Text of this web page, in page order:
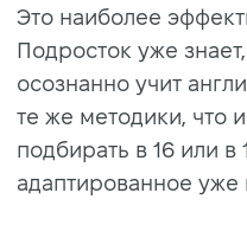
Это наиболее
Подросток уже
осознанно учит
те же методики, что
подбирать в 16 или в
адаптированное уже